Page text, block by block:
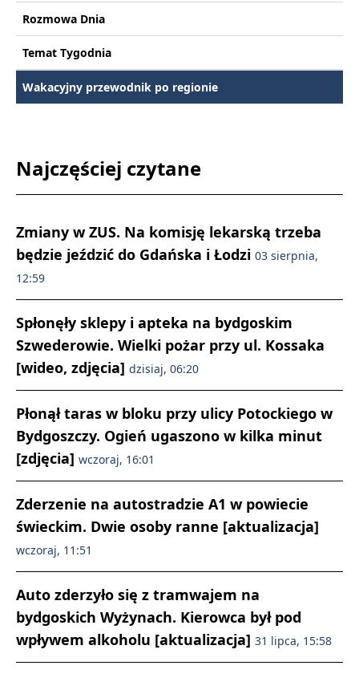
Rozmowa Dnia
Temat Tygodnia
Wakacyjny przewodnik po regionie
Najczęściej czytane
Zmiany w ZUS. Na komisję lekarską trzeba
będzie jeździć do Gdańska i Łodzi 03 sierpnia,
12:59
Spłonęły sklepy i apteka na bydgoskim
Szwederowie. Wielki pożar przy ul. Kossaka
[wideo, zdjęcia] dzisiaj, 06:20
Płonął taras w bloku przy ulicy Potockiego w
Bydgoszczy. Ogień ugaszono w kilka minut
[zdjęcia] wczoraj, 16:01
Zderzenie na autostradzie A1 w powiecie
świeckim. Dwie osoby ranne [aktualizacja]
wczoraj, 11:51
Auto zderzyło się z tramwajem na
bydgoskich Wyżynach. Kierowca był pod
wpływem alkoholu [aktualizacja] 31 lipca, 15:58